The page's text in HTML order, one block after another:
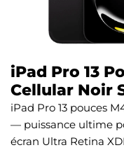
iPad Pro 13
Cellular Noir
iPad Pro 13 pouces
— puissance ultime
écran Ultra Retina